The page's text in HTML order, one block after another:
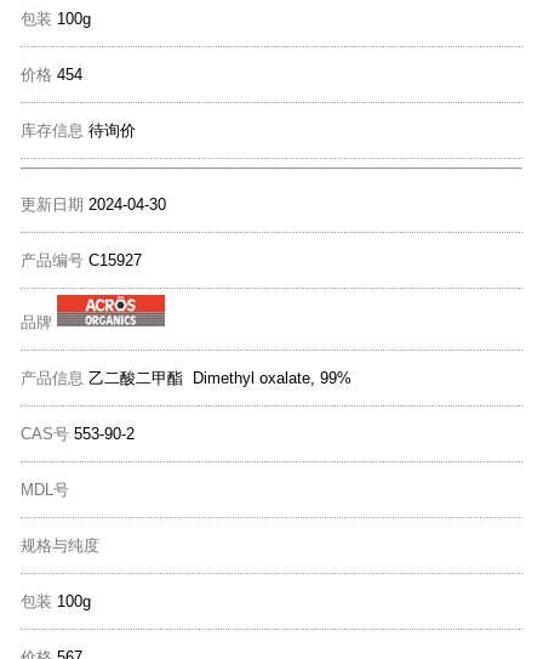
包装 100g
价格 454
库存信息 待询价
更新日期 2024-04-30
产品编号 C15927
品牌
产品信息 乙二酸二甲酯 Dimethyl oxalate, 99%
CAS号 553-90-2
MDL号
规格与纯度
包装 100g